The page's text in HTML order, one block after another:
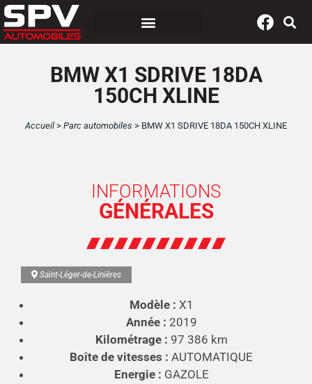
Panneau de gestion des cookies
BMW X1 SDRIVE 18DA
150CH XLINE
Accueil > Parc automobiles > BMW X1 SDRIVE 18DA 150CH XLINE
INFORMATIONS
GÉNÉRALES
Saint-Léger-de-Linières
Modèle : X1
Année : 2019
Kilométrage : 97 386 km
Boîte de vitesses : AUTOMATIQUE
Energie : GAZOLE